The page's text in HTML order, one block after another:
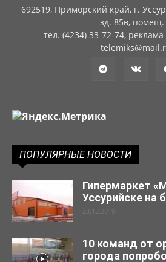
692519, Приморский край, г.
зд. 85в, помещ.
тел. (4234) 33-72-74,
ПОПУЛЯРНЫЕ НОВОСТИ
Гипермаркет
Уссурийске на
23.12.2019
10 команд от
города